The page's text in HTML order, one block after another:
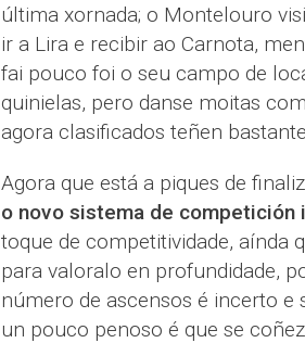
última xornada; o Montelouro
ir a Lira e recibir ao Carnota,
fai pouco foi o seu campo de
quinielas, pero danse moitas
agora clasificados teñen
Agora que está a piques de
o novo sistema de competición
toque de competitividade, aínda
para valoralo en profundidade,
número de ascensos é incerto e
un pouco penoso é que se